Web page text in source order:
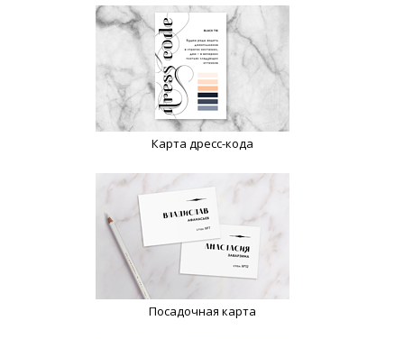
Карта дресс-кода
Посадочная карта